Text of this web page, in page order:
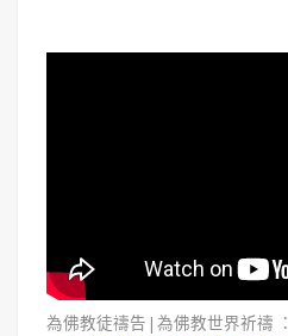
為佛教徒禱告 | 為佛教世界祈禱 ：